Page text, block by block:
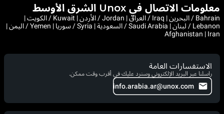
معلومات الاتصال في Unox الشرق الأوسط
Bahrain / البحرين | Iraq / العراق | Jordan / الأردن | Kuwait / الكويت |
Lebanon / لبنان | Saudi Arabia / السعودية | Syria / سوريا | Yemen / اليمن |
Afghanistan | Iran
الاستفسارات العامة
راسلنا عبر البريد الإلكتروني وسنرد عليك في أقرب وقت ممكن.
info.arabia.ar@unox.com